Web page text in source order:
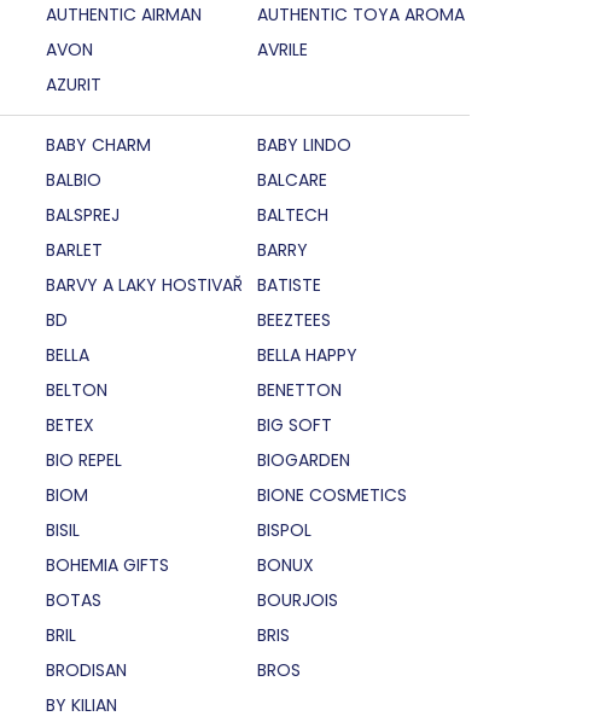
AUTHENTIC AIRMAN
AUTHENTIC TOYA AROMA
AVON
AVRILE
AZURIT
BABY CHARM
BABY LINDO
BALBIO
BALCARE
BALSPREJ
BALTECH
BARLET
BARRY
BARVY A LAKY HOSTIVAŘ
BATISTE
BD
BEEZTEES
BELLA
BELLA HAPPY
BELTON
BENETTON
BETEX
BIG SOFT
BIO REPEL
BIOGARDEN
BIOM
BIONE COSMETICS
BISIL
BISPOL
BOHEMIA GIFTS
BONUX
BOTAS
BOURJOIS
BRIL
BRIS
BRODISAN
BROS
BY KILIAN